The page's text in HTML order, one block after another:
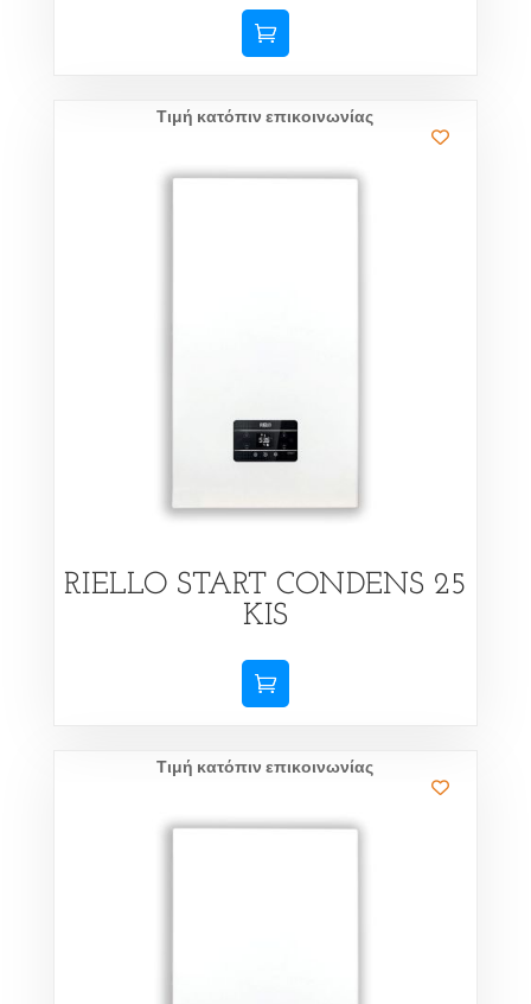
Τιμή κατόπιν επικοινωνίας
RIELLO START CONDENS 25
KIS
Τιμή κατόπιν επικοινωνίας